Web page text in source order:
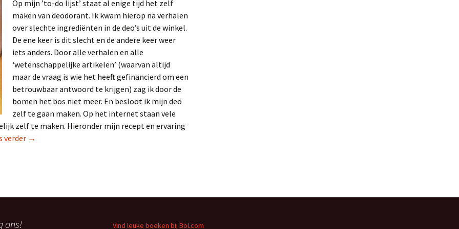
Op mijn ’to-do lijst’ staat al enige tijd het zelf
maken van deodorant. Ik kwam hierop na verhalen
over slechte ingrediënten in de deo’s uit de winkel.
De ene keer is dit slecht en de andere keer weer
iets anders. Door alle verhalen en alle
‘wetenschappelijke artikelen’ (waarvan altijd
maar de vraag is wie het heeft gefinancierd om een
betrouwbaar antwoord te krijgen) zag ik door de
bomen het bos niet meer. En besloot ik mijn deo
zelf te gaan maken. Op het internet staan vele
zelf te maken. Hieronder mijn recept en ervaring
verder Zelf deo maken
→
ons! Vind leuke boeken bij Bol.com